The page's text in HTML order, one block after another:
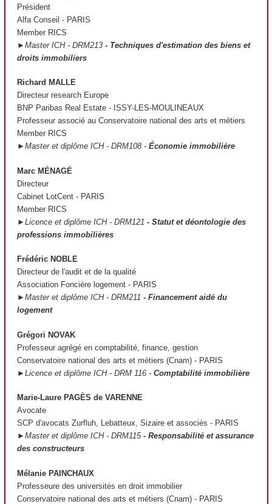
Président
Alfa Conseil - PARIS
Member RICS
►Master ICH - DRM213 - Techniques d'estimation des biens et
droits immobiliers
Richard MALLE
Directeur research Europe
BNP Paribas Real Estate - ISSY-LES-MOULINEAUX
Professeur associé au Conservatoire national des arts et métiers
Member RICS
►Master et diplôme ICH - DRM108 - Économie immobilière
Marc MÉNAGÉ
Directeur
Cabinet LotCent - PARIS
Member RICS
►Licence et diplôme ICH - DRM121 - Statut et déontologie des
professions immobilières
Frédéric NOBLE
Directeur de l'audit et de la qualité
Association Foncière logement - PARIS
►Master et diplôme ICH - DRM211 - Financement aidé du
logement
Grégori NOVAK
Professeur agrégé en comptabilité, finance, gestion
Conservatoire national des arts et métiers (Cnam) - PARIS
►Licence et diplôme ICH - DRM 116 - Comptabilité immobilière
Marie-Laure PAGÈS de VARENNE
Avocate
SCP d'avocats Zurfluh, Lebatteux, Sizaire et associés - PARIS
►Master et diplôme ICH - DRM115- Responsabilité et assurance
des constructeurs
Mélanie PAINCHAUX
Professeure des universités en droit immobilier
Conservatoire national des arts et métiers (Cnam) - PARIS